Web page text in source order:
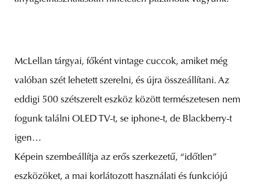
McLellan tárgyai, főként vintage cuccok, amiket még
valóban szét lehetett szerelni, és újra összeállítani. Az
eddigi 500 szétszerelt eszköz között természetesen nem
fogunk találni OLED TV-t, se iphone-t, de Blackberry-t
igen…
Képein szembeállítja az erős szerkezetű, “időtlen”
eszközöket, a mai korlátozott használati és funkciójú